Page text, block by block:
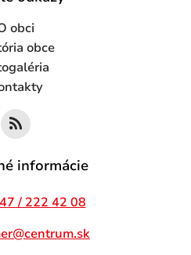
obci
obce
informácie
/ 222 42 08